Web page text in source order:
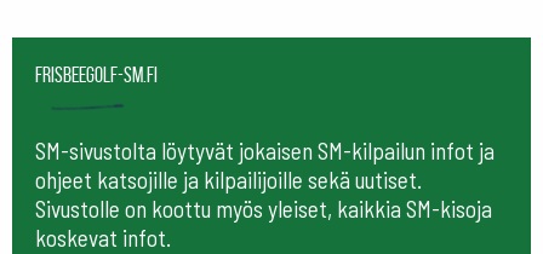
frisbeegolf-sm.fi
SM-sivustolta löytyvät jokaisen SM-kilpailun infot ja
ohjeet katsojille ja kilpailijoille sekä uutiset.
Sivustolle on koottu myös yleiset, kaikkia SM-kisoja
koskevat infot.